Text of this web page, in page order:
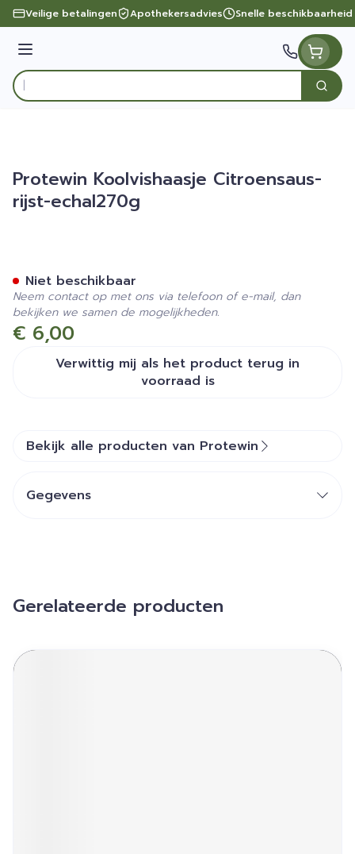
Ga naar de inhoud
Veilige betalingen Apothekersadvies Snelle beschikbaarheid
Menu
Product, merk, categorie...
Zoek
Protewin Koolvishaasje Citroensaus-
rijst-echal270g
€ 6,00
Verwittig mij als het product terug in
voorraad is
Niet beschikbaar
Neem contact op met ons via telefoon of e-mail, dan
bekijken we samen de mogelijkheden.
Bekijk alle producten van Protewin
Gegevens
Gerelateerde producten